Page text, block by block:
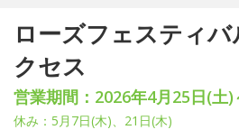
ローズフェスティ
クセス
営業期間：2026年4月25日(土)
休み：5月7日(木)、21日(木)